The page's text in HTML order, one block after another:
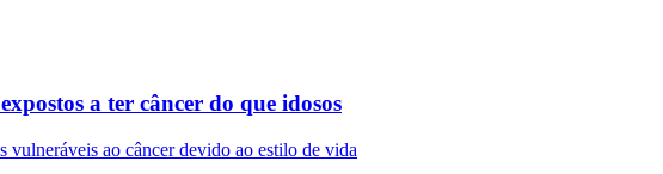
a ter câncer do que idosos
vulneráveis ao câncer devido ao estilo de vida